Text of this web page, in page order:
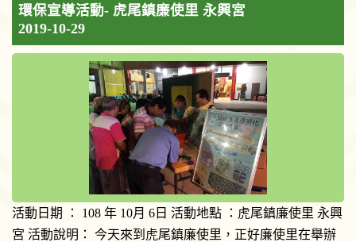
環保宣導活動- 虎尾鎮廉使里 永興宮
2019-10-29
活動日期 ： 108 年 10月 6日 活動地點 ：虎尾鎮廉使里 永興
宮 活動說明： 今天來到虎尾鎮廉使里，正好廉使里在舉辦